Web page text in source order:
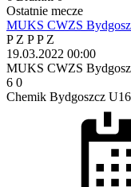
Ostatnie mecze
MUKS CWZS
PZ PPZ
19.03.2022 00:00
MUKS CWZS
6 0
Chemik Bydgoszcz U16